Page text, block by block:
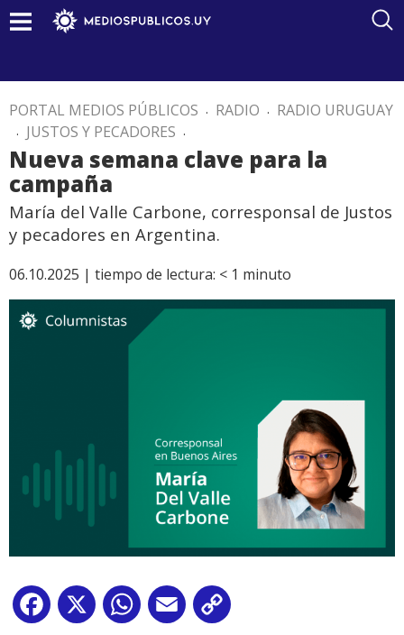
PORTAL MEDIOS PÚBLICOS . RADIO . RADIO URUGUAY
. JUSTOS Y PECADORES .
Nueva semana clave para la
campaña
María del Valle Carbone, corresponsal de Justos
y pecadores en Argentina.
06.10.2025 | tiempo de lectura: < 1 minuto
Facebook
X WhatsApp
Email